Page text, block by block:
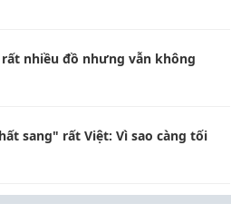
rất nhiều đồ nhưng vẫn không
sang" rất Việt: Vì sao càng tối